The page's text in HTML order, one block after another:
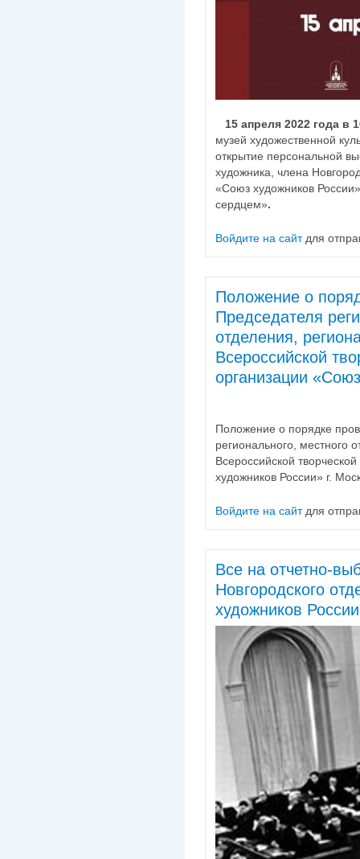
15 апреля 2022 года в
музей художественной
открытие персональной
художника, члена
«Союз художников
сердцем».
Войдите на сайтдля
Положение о
Председателя
отделения,
Всероссийской
организации
Положение о порядке
регионального, местного
Всероссийской
художников России» г.
Войдите на сайтдля
Все на отчетно-
Новгородского
художников